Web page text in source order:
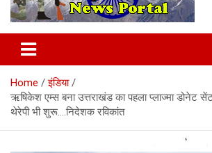
Latest News Today,
News, Uttarakhand
Hindi
Home
इंडिया
ऋषिकेश एम्स बना उत्तराखंड का पहला प्लाज्मा डोनेट
थेरेपी भी शुरू….निदेशक रविकांत